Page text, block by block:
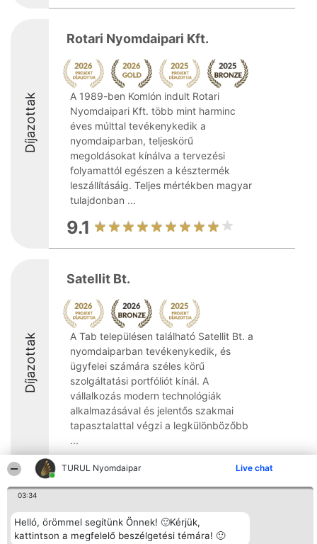
TURUL Nyomdaipar Live chat
03:34
Helló, örömmel segítünk Önnek! 🙂Kérjük,
kattintson a megfelelő beszélgetési témára! 🙂
Díjazottak
Rotari Nyomdaipari Kft.
A 1989-ben Komlón indult Rotari
Nyomdaipari Kft. több mint harminc
éves múlttal tevékenykedik a
nyomdaiparban, teljeskörű
megoldásokat kínálva a tervezési
folyamattól egészen a késztermék
leszállításáig. Teljes mértékben magyar
tulajdonban ...
9.1
Díjazottak
Satellit Bt.
A Tab településen található Satellit Bt. a
nyomdaiparban tevékenykedik, és
ügyfelei számára széles körű
szolgáltatási portfóliót kínál. A
vállalkozás modern technológiák
alkalmazásával és jelentős szakmai
tapasztalattal végzi a legkülönbözőbb
...
8.6
Rangsorszervező
SC Beautiful Company S.R.L.
Bulevardul Aleea Timișul De
Népszavazás
Nyertesek
Az összes
Elérhetőség